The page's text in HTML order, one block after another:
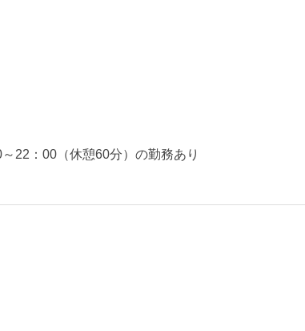
22：00（休憩60分）の勤務あり